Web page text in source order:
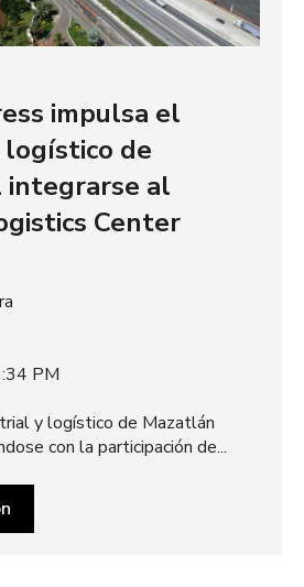
impulsa el
de
integrarse al
Center
PM
y logístico de Mazatlán
con la participación de...